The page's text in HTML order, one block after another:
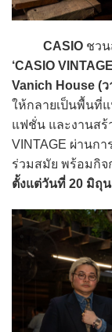
CASIO ชว
‘CASIO
Vanich House (ว
ให้กลายเป็นพื้นที่
แฟชั่น และงานส
VINTAGE ผ่านก
ร่วมสมัย พร้อมกิจ
ตั้งแต่วันที่ 20 มิถุ